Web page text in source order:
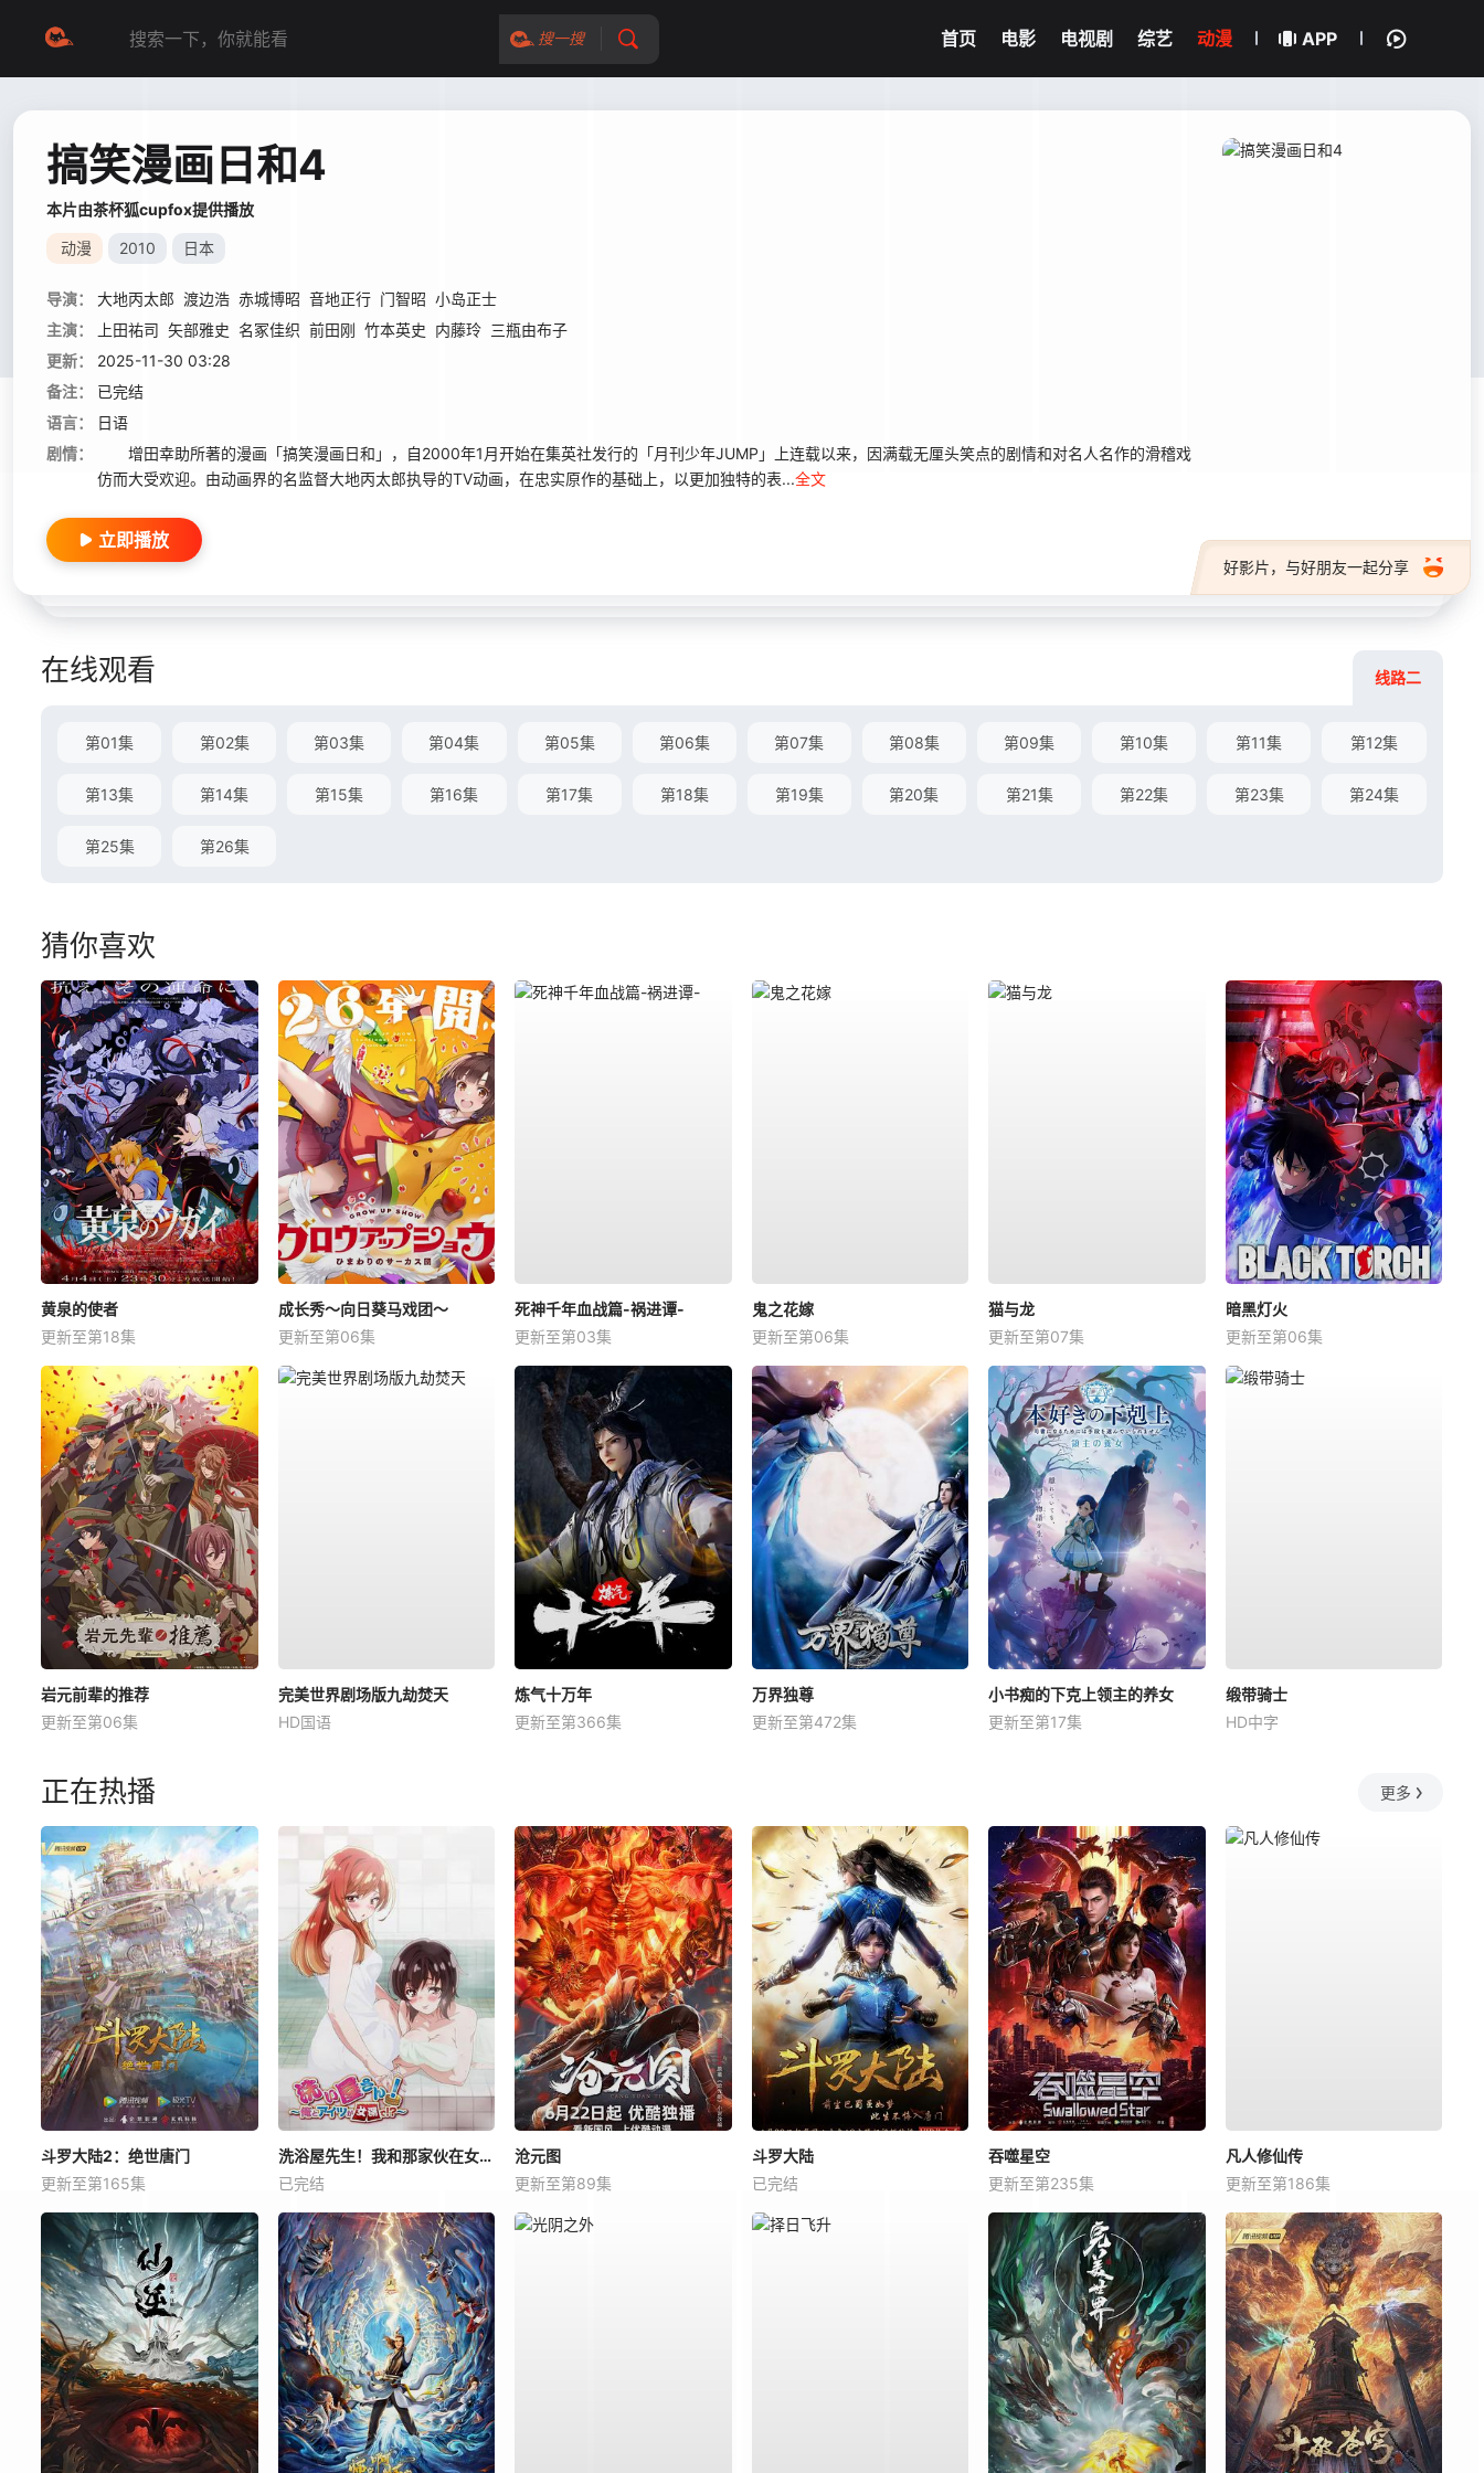
搜一搜 首页 电影 电视剧 综艺 动漫 APP
搞笑漫画日和4
本片由茶杯狐cupfox提供播放
动漫 2010 日本
导演： 大地丙太郎 渡边浩 赤城博昭 音地正行 门智昭 小岛正士
主演：
上田祐司 矢部雅史 名冢佳织 前田刚 竹本英史 内藤玲 三瓶由布子
更新：
2025-11-30 03:28
备注：
已完结
语言：
日语
剧情：
增田幸助所著的漫画「搞笑漫画日和」，自2000年1月开始在集英社发行的「月刊少年JUMP」上连载以来，因满载无厘头笑点的剧情和对名人名作的滑稽戏
仿而大受欢迎。由动画界的名监督大地丙太郎执导的TV动画，在忠实原作的基础上，以更加独特的表...全文
好影片，与好朋友一起分享
立即播放
在线观看 线路二
第01集 第02集 第03集 第04集 第05集 第06集 第07集 第08集 第09集 第10集 第11集 第12集
第13集 第14集 第15集 第16集 第17集 第18集 第19集 第20集 第21集 第22集 第23集 第24集
第25集 第26集
猜你喜欢
黄泉的使者
更新至第18集
成长秀～向日葵马戏团～
更新至第06集
死神千年血战篇-祸进谭-
更新至第03集
鬼之花嫁
更新至第06集
猫与龙
更新至第07集
暗黑灯火
更新至第06集
岩元前辈的推荐
更新至第06集
完美世界剧场版九劫焚天
HD国语
炼气十万年
更新至第366集
万界独尊
更新至第472集
小书痴的下克上领主的养女
更新至第17集
缎带骑士
HD中字
正在热播 更多
斗罗大陆2：绝世唐门
更新至第165集
洗浴屋先生！我和那家伙在女浴池！？
已完结
沧元图
更新至第89集
斗罗大陆
已完结
吞噬星空
更新至第235集
凡人修仙传
更新至第186集